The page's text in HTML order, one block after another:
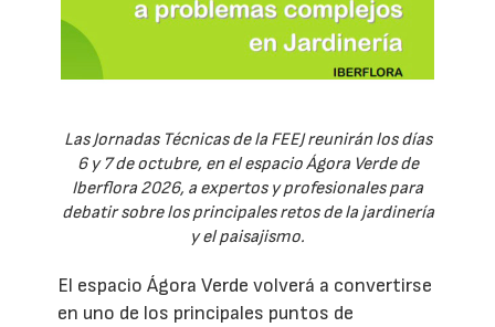
Las Jornadas Técnicas de la FEEJ reunirán los días
6 y 7 de octubre, en el espacio Ágora Verde de
Iberflora 2026, a expertos y profesionales para
debatir sobre los principales retos de la jardinería
y el paisajismo.
El espacio Ágora Verde volverá a convertirse
en uno de los principales puntos de